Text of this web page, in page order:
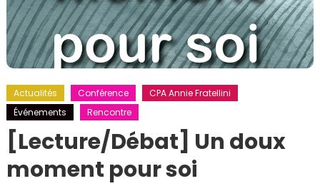
Actualités Conférence
CPA Annie Fratellini
Événements
Rencontre
[Lecture/Débat] Un doux
moment pour soi